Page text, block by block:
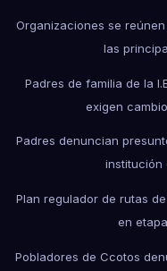
Organizaciones se
las
Padres de familia de la
exigen
Padres denuncian
institución
Plan regulador de rutas
en
Pobladores de Ccotos